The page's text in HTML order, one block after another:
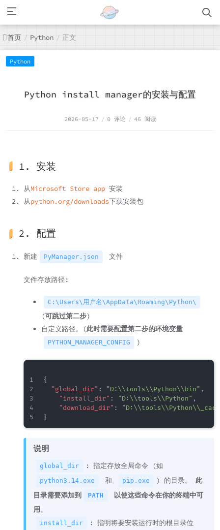
首页 / Python / 正文
Python
Python install manager的安装与配置
2026-05-17 / 0 评论 / 46 阅读
1. 安装
从Microsoft Store app 安装
从python.org/downloads下载安装包
2. 配置
新建 PyManager.json 文件
文件存放路径:
C:\Users\用户名\AppData\Roaming\Python\
(可跳过第二步)
自定义路径。(此时需要配置第二步的环境变量
PYTHON_MANAGER_CONFIG )
{
"global_dir" : "D:\\tools\\Python\\bin" ,
"install_dir" : "D:\\tools\\Python" ,
"download_dir" :
}
说明
global_dir : 指定存放全局命令 (如
python3.14.exe 和 pip.exe ) 的目录。 此
目录需要添加到
PATH
以使这些命令在你的终端中可
用。
install_dir
: 指明将要安装运行时的根目录位